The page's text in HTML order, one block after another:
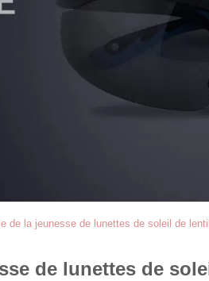
de la jeunesse de lunettes de soleil de
de lunettes de